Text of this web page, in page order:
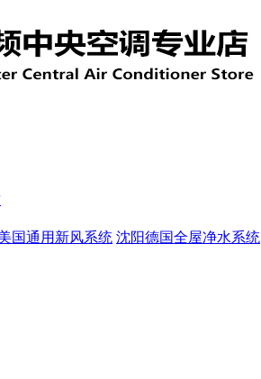
国通用新风系统 沈阳德国全屋净水系统